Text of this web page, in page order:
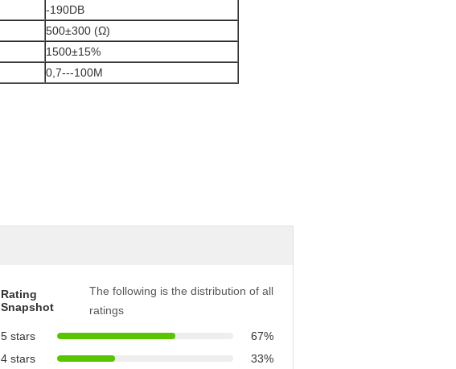
-190DB
500±300 (Ω)
1500±15%
0,7---100M
Rating
Snapshot
The following is the distribution of all
ratings
5 stars
67%
4 stars
33%